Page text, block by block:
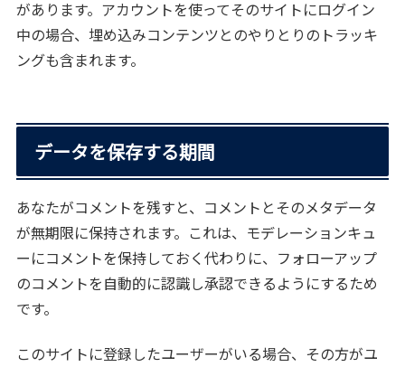
があります。アカウントを使ってそのサイトにログイン
中の場合、埋め込みコンテンツとのやりとりのトラッキ
ングも含まれます。
データを保存する期間
あなたがコメントを残すと、コメントとそのメタデータ
が無期限に保持されます。これは、モデレーションキュ
ーにコメントを保持しておく代わりに、フォローアップ
のコメントを自動的に認識し承認できるようにするため
です。
このサイトに登録したユーザーがいる場合、その方がユ